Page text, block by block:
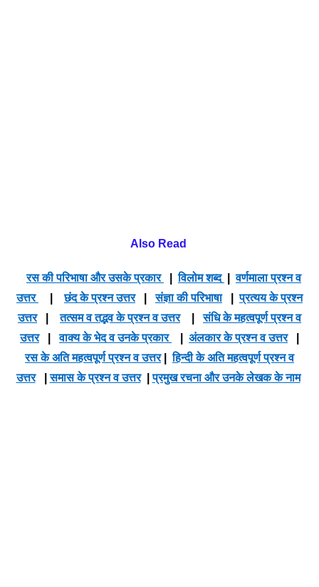
Also Read
रस की परिभाषा और उसके प्रकार |विलोम शब्द |वर्णमाला प्रश्न व
उत्तर
|छंद के प्रश्न उत्तर|संज्ञा की परिभाषा|प्रत्यय के प्रश्न
उत्तर|तत्सम व तद्भव के प्रश्न व उत्तर|संधि के महत्वपूर्ण प्रश्न व
उत्तर|वाक्य के भेद व उनके प्रकार अंलकार के प्रश्न व उत्तर|
रस के अति महत्वपूर्ण प्रश्न व उत्तर|हिन्दी के अति महत्वपूर्ण प्रश्न व
उत्तर|समास के प्रश्न व उत्तर|प्रमुख रचना और उनके लेखक के नाम